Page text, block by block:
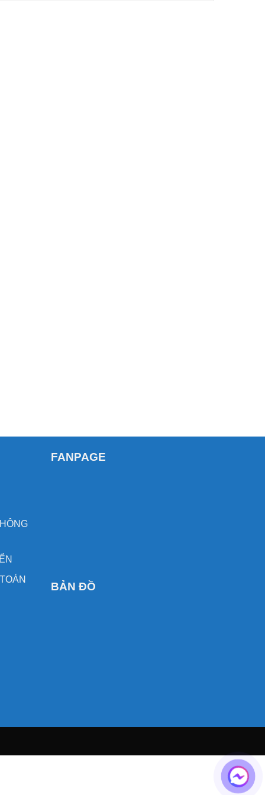
FANPAGE
BẢN ĐỒ